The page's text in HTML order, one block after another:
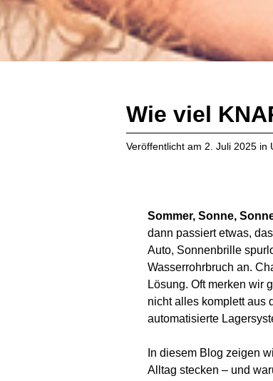
Wie viel
Veröffentlicht am 2. Juli 2025 in
Sommer, Sonne,
dann passiert etwas,
Auto, Sonnenbrille
Wasserrohrbruch an.
Lösung. Oft merken wir
nicht alles komplett aus
automatisierte
In diesem Blog zeigen
Alltag stecken – und